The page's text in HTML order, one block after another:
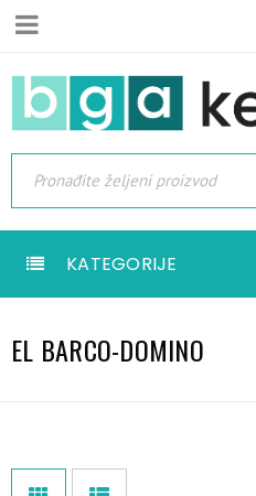
KATEGORIJE
EL BARCO-DOMINO